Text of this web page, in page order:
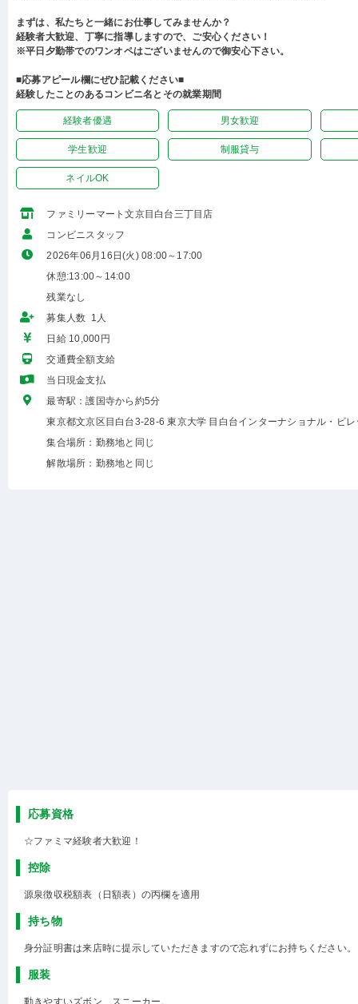
まずは、私たちと一緒にお仕事してみませんか？
経験者大歓迎、丁寧に指導しますので、ご安心ください！
※平日夕勤帯でのワンオペはございませんので御安心下さい。
■応募アピール欄にぜひ記載ください■
経験したことのあるコンビニ名とその就業期間
経験者優遇 男女歓迎
学生歓迎 制服貸与
ネイルOK
ファミリーマート文京目白台三丁目店
コンビニスタッフ
2026年06月16日(火) 08:00～17:00
休憩:13:00～14:00
残業なし
募集人数 1人
日給 10,000円
交通費全額支給
当日現金支払
最寄駅：護国寺から約5分
東京都文京区目白台3-28-6 東京大学 目白台インターナショナル・ビレ
集合場所：勤務地と同じ
解散場所：勤務地と同じ
応募資格
☆ファミマ経験者大歓迎！
控除
源泉徴収税額表（日額表）の丙欄を適用
持ち物
身分証明書は来店時に提示していただきますので忘れずにお持ちください。
服装
動きやすいズボン、スニーカー。